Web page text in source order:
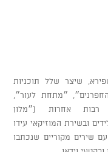
שיצר שלל תוכניות
״מתחת לעור״,
רבות אחרות (״מלון
ובשירת המוזיקאי עידו
שירים מקוריים שנכתבו